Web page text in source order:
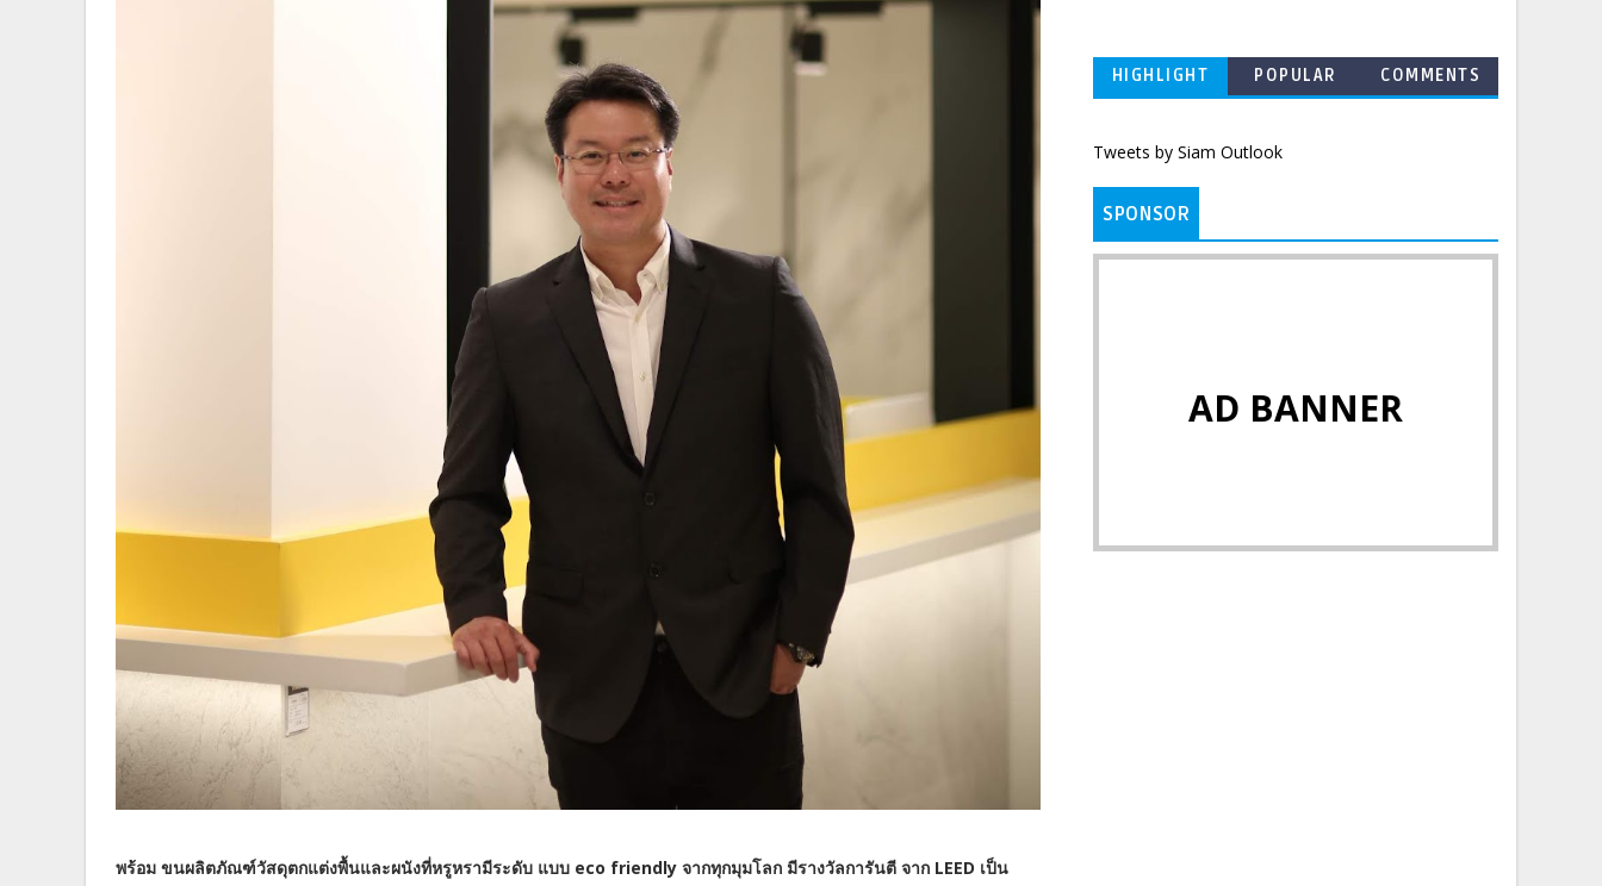
พร้อม ขนผลิตภัณฑ์วัสดุตกแต่งพื้นและผนังที่หรูหรามีระดับ แบบ eco friendly จากทุกมุมโลก มีรางวัลการันตี จาก LEED เป็น
HIGHLIGHT POPULAR COMMENTS
Tweets by Siam Outlook
SPONSOR
AD BANNER